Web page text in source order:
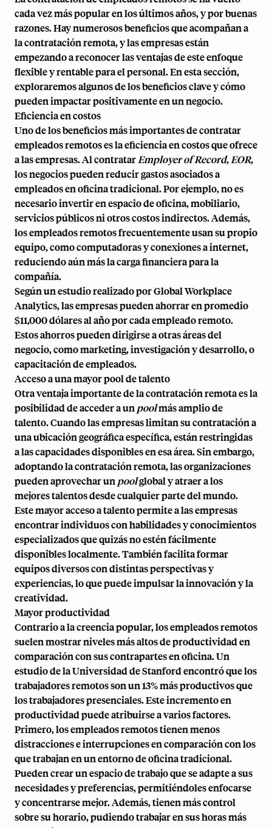
cada vez más popular en los últimos años, y por buenas
razones. Hay numerosos beneficios que acompañan a
la contratación remota, y las empresas están
empezando a reconocer las ventajas de este enfoque
flexible y rentable para el personal. En esta sección,
exploraremos algunos de los beneficios clave y cómo
pueden impactar positivamente en un negocio.
Eficiencia en costos
Uno de los beneficios más importantes de contratar
empleados remotos es la eficiencia en costos que ofrece
a las empresas. Al contratar Employer of Record, EOR,
los negocios pueden reducir gastos asociados a
empleados en oficina tradicional. Por ejemplo, no es
necesario invertir en espacio de oficina, mobiliario,
servicios públicos ni otros costos indirectos. Además,
los empleados remotos frecuentemente usan su propio
equipo, como computadoras y conexiones a internet,
reduciendo aún más la carga financiera para la
compañía.
Según un estudio realizado por Global Workplace
Analytics, las empresas pueden ahorrar en promedio
$11,000 dólares al año por cada empleado remoto.
Estos ahorros pueden dirigirse a otras áreas del
negocio, como marketing, investigación y desarrollo, o
capacitación de empleados.
Acceso a una mayor pool de talento
Otra ventaja importante de la contratación remota es la
posibilidad de acceder a un poolmás amplio de
talento. Cuando las empresas limitan su contratación a
una ubicación geográfica específica, están restringidas
a las capacidades disponibles en esa área. Sin embargo,
adoptando la contratación remota, las organizaciones
pueden aprovechar un poolglobal y atraer a los
mejores talentos desde cualquier parte del mundo.
Este mayor acceso a talento permite a las empresas
encontrar individuos con habilidades y conocimientos
especializados que quizás no estén fácilmente
disponibles localmente. También facilita formar
equipos diversos con distintas perspectivas y
experiencias, lo que puede impulsar la innovación y la
creatividad.
Mayor productividad
Contrario a la creencia popular, los empleados remotos
suelen mostrar niveles más altos de productividad en
comparación con sus contrapartes en oficina. Un
estudio de la Universidad de Stanford encontró quelos
trabajadores remotosson un 13% más productivos que
los trabajadores presenciales. Este incremento en
productividad puede atribuirse a varios factores.
Primero, los empleados remotos tienen menos
distracciones e interrupciones en comparación con los
que trabajan en un entorno de oficina tradicional.
Pueden crear un espacio de trabajo que se adapte a sus
necesidades y preferencias, permitiéndoles enfocarse
y concentrarse mejor. Además, tienen más control
sobre su horario, pudiendo trabajar en sus horas más